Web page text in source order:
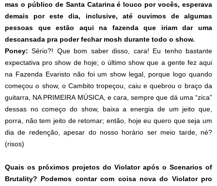
mas o público de Santa Catarina é louco por vocês, esperava
demais por este dia, inclusive, até ouvimos de algumas
pessoas que estão aqui na fazenda que iriam dar uma
descansada pra poder fechar mosh durante todo o show.
Poney: Sério?! Que bom saber disso, cara! Eu tenho bastante
expectativa pro show de hoje; o último show que a gente fez aqui
na Fazenda Evaristo não foi um show legal, porque logo quando
começou o show, o Cambito tropeçou, caiu e quebrou o braço da
guitarra, NA PRIMEIRA MÚSICA, e cara, sempre que dá uma “zica”
dessas no começo do show, baixa a energia de um jeito que,
porra, não tem jeito de retomar; então, hoje eu quero que seja um
dia de redenção, apesar do nosso horário ser meio tarde, né?
(risos)
Quais os próximos projetos do Violator após o Scenarios of
Brutality? Podemos contar com coisa nova do Violator pro